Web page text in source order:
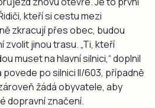
kteří si cestu mezi
zkracují přes obec, budou
jinou trasu. „Ti, kteří
muset na hlavní silnici,“ doplnil
po silnici II/603, případně
žádá obyvatele, aby
dopravní značení.